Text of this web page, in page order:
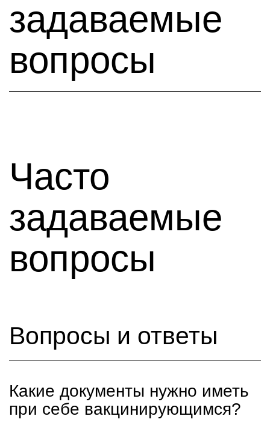
задаваемые
вопросы
Часто
задаваемые
вопросы
Вопросы и ответы
Какие документы нужно иметь
при себе вакцинирующимся?